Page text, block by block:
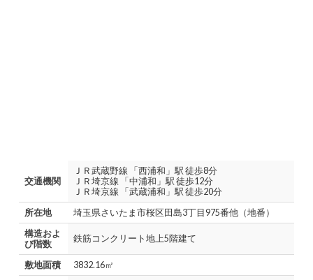
交通機関
ＪＲ武蔵野線 「西浦和」駅 徒歩8分
ＪＲ埼京線 「中浦和」駅 徒歩12分
ＪＲ埼京線 「武蔵浦和」駅 徒歩20分
所在地
埼玉県さいたま市桜区田島3丁目975番他（地番）
構造およ
び階数
鉄筋コンクリート地上5階建て
敷地面積
3832.16㎡